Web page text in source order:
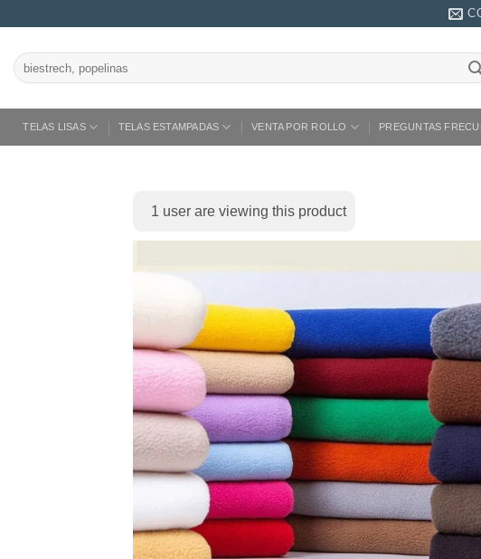
contenido
Buscar
por:
TELAS LISAS TELAS ESTAMPADAS VENTA POR ROLLO PREGUNTAS
1 user are viewing this product